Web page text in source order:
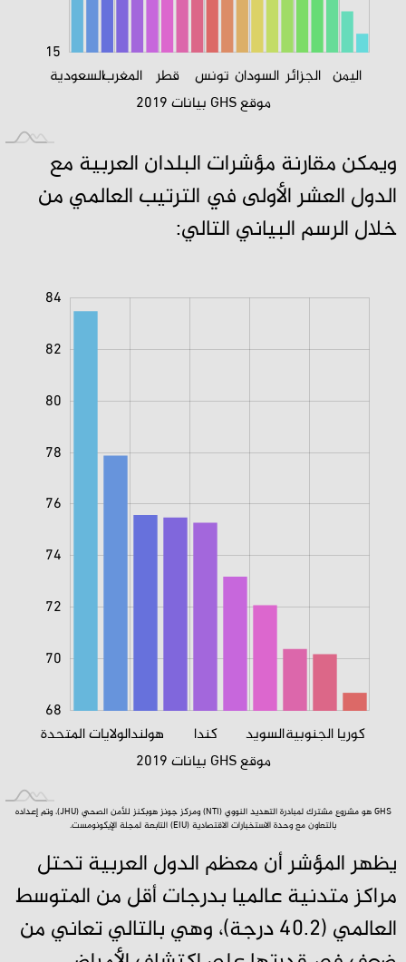
15
موقع GHS بيانات 2019
الجزائر السعودية
الكويت
عمان قطر البحرين
موريتانيا السودان ليبيا
جيبوتي اليمن المغرب تونس الجزائر
ويمكن مقارنة مؤشرات البلدان العربية مع
الدول العشر الأولى في الترتيب العالمي من
خلال الرسم البياني التالي:
68
68
70
72
74
76
78
80
82
84
موقع GHS بيانات 2019
كوريا الجنوبية الولايات المتحدةهولندا كندا السويدكوريا الجنوبية
GHS هو مشروع مشترك لمبادرة التهديد النووي (NTI) ومركز جونز هوبكنز للأمن الصحي (JHU)، وتم إعداده
بالتعاون مع وحدة الاستخبارات الاقتصادية (EIU) التابعة لمجلة الإيكونومست.
يظهر المؤشر أن معظم الدول العربية تحتل
مراكز متدنية عالميا بدرجات أقل من المتوسط
العالمي (40.2 درجة)، وهي بالتالي تعاني من